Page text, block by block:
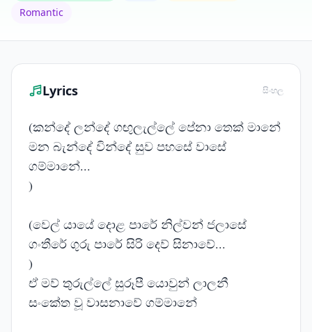
Romantic
Lyrics සිංහල
(කන්දේ ලන්දේ ගඟුලැල්ලේ පේනා තෙක් මානේ
මන බැන්දේ වින්දේ සුව පහසේ වාසේ
ගම්මානේ...
)
(වෙල් යායේ දොළ පාරේ නිල්වන් ජලාසේ
ගංතීරේ ගුරු පාරේ සිරි දෙව් සිනාවේ...
)
ඒ මව් තුරුල්ලේ සුරූපී යොවුන් ලාලනී
සංකේත වූ වාසනාවේ ගම්මානේ